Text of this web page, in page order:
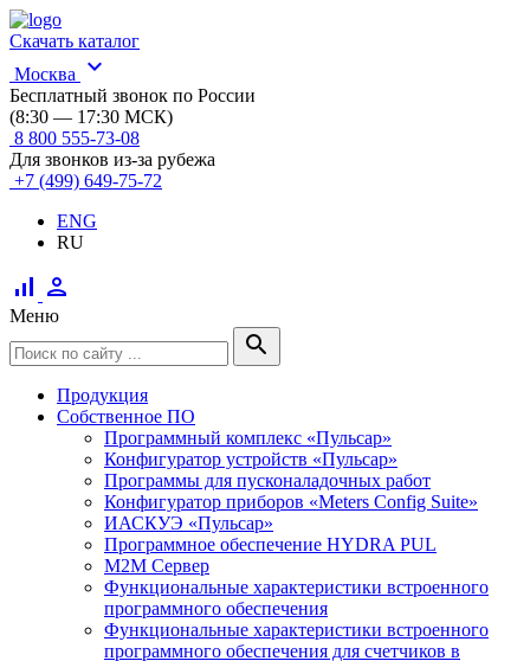
Скачать каталог
Москва
expand_more
Бесплатный звонок по России
(8:30 — 17:30 МСК)
8 800 555-73-08
Для звонков из-за рубежа
+7 (499) 649-75-72
ENG
RU
signal_cellular_alt person
Меню
search
Продукция
Собственное ПО
Программный комплекс «Пульсар»
Конфигуратор устройств «Пульсар»
Программы для пусконаладочных работ
Конфигуратор приборов «Meters Config Suite»
ИАСКУЭ «Пульсар»
Программное обеспечение HYDRA PUL
M2M Сервер
Функциональные характеристики встроенного
программного обеспечения
Функциональные характеристики встроенного
программного обеспечения для счетчиков в